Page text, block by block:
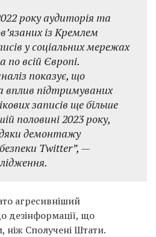
року аудиторія та
із Кремлем
у соціальних мережах
по всій Європі.
показує, що
вплив підтримуваних
записів ще більше
половині 2023 року,
демонтажу
Twitter”, —
агресивніший
дезінформації, що
ніж Сполучені Штати.